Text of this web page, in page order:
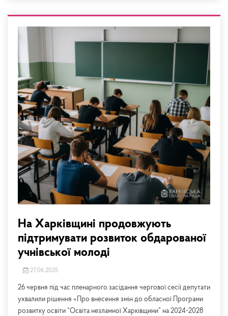
На Харківщині продовжують
підтримувати розвиток обдарованої
учнівської молоді
27.06.2025
26 червня під час пленарного засідання чергової сесії депутати
ухвалили рішення «Про внесення змін до обласної Програми
розвитку освіти “Освіта незламної Харківщини” на 2024-2028